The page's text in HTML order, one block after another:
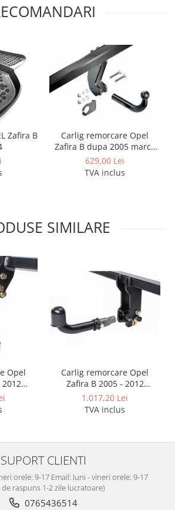
Zafira B
Carlig remorcare Opel
Zafira B dupa 2005 marca
Imiola
629,00 Lei
TVA inclus
SIMILARE
Opel
Carlig remorcare Opel
Zafira B 2005 - 2012
demontabil automat cu
maneta marca Autohak
1.017,20 Lei
TVA inclus
SUPORT CLIENTI
orele: 9-17 Email: luni - vineri orele: 9-17
raspuns 1-2 zile lucratoare)
0765436514